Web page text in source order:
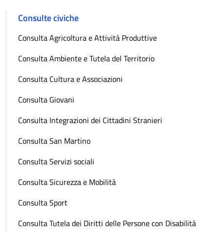
Consulte civiche
Consulta Agricoltura e Attività Produttive
Consulta Ambiente e Tutela del Territorio
Consulta Cultura e Associazioni
Consulta Giovani
Consulta Integrazioni dei Cittadini Stranieri
Consulta San Martino
Consulta Servizi sociali
Consulta Sicurezza e Mobilità
Consulta Sport
Consulta Tutela dei Diritti delle Persone con Disabilità